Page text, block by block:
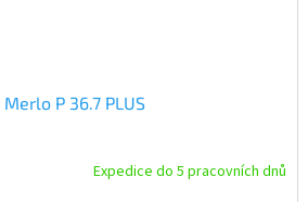
Merlo P 36.7 PLUS
Expedice do 5 pracovních dnů